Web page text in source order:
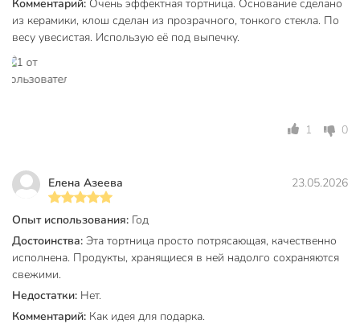
Материал
керамика
Цвет
Форма
Комментарий: Очень эффектная тортница. Основание сделано
из керамики, клош сделан из прозрачного, тонкого стекла. По
весу увесистая. Использую её под выпечку.
1 0
Елена Азеева 23.05.2026
Опыт использования: Год
Достоинства: Эта тортница просто потрясающая, качественно
исполнена. Продукты, хранящиеся в ней надолго сохраняются
свежими.
Недостатки: Нет.
Комментарий: Как идея для подарка.